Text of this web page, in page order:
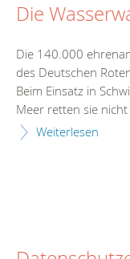
Die
Die 140.000
des Deutschen
Beim Einsatz in
Meer retten sie nicht
Weiterlesen